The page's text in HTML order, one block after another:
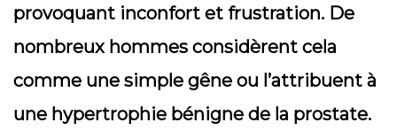
provoquant inconfort et frustration. De
nombreux hommes considèrent cela
comme une simple gêne ou l’attribuent à
une hypertrophie bénigne de la prostate.